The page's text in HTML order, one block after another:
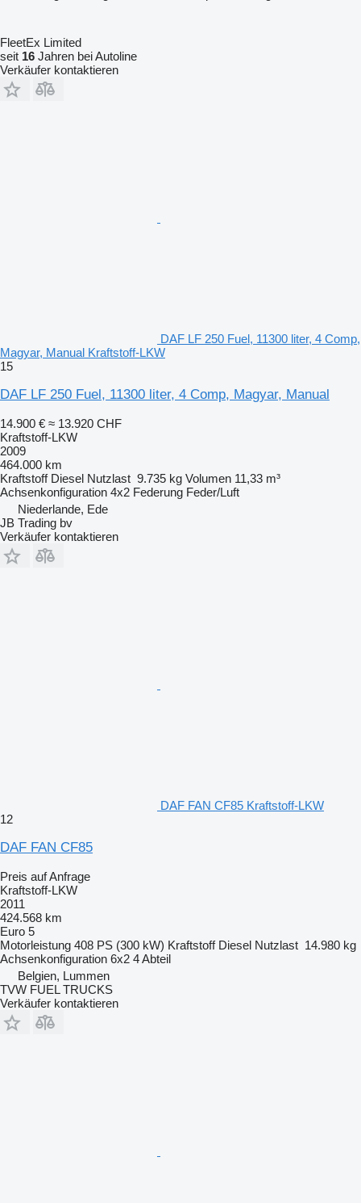
FleetEx Limited
seit 16 Jahren bei Autoline
Verkäufer kontaktieren
DAF LF 250 Fuel, 11300 liter, 4 Comp,
Magyar, Manual Kraftstoff-LKW
15
DAF LF 250 Fuel, 11300 liter, 4 Comp, Magyar, Manual
14.900 € ≈ 13.920 CHF
Kraftstoff-LKW
2009
464.000 km
Kraftstoff Diesel Nutzlast 9.735 kg Volumen 11,33 m³
Achsenkonfiguration 4x2 Federung Feder/Luft
Niederlande, Ede
JB Trading bv
Verkäufer kontaktieren
DAF FAN CF85 Kraftstoff-LKW
12
DAF FAN CF85
Preis auf Anfrage
Kraftstoff-LKW
2011
424.568 km
Euro 5
Motorleistung 408 PS (300 kW) Kraftstoff Diesel Nutzlast 14.980 kg
Achsenkonfiguration 6x2 4 Abteil
Belgien, Lummen
TVW FUEL TRUCKS
Verkäufer kontaktieren